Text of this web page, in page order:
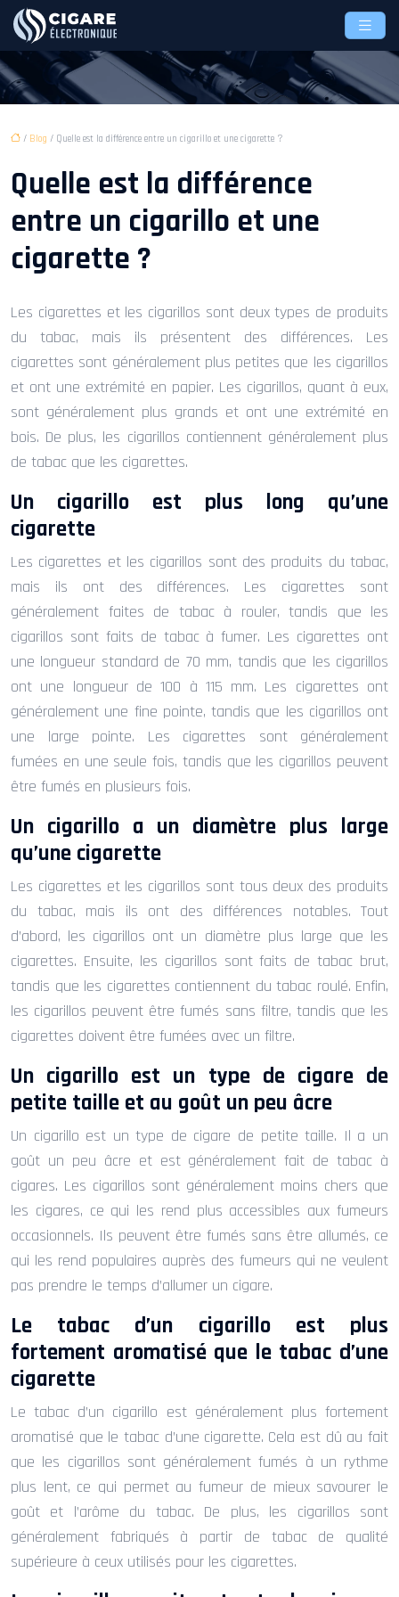
/ Blog / Quelle est la différence entre un cigarillo et une cigarette ?
Quelle est la différence
entre un cigarillo et une
cigarette ?
Les cigarettes et les cigarillos sont deux types de produits
du tabac, mais ils présentent des différences. Les
cigarettes sont généralement plus petites que les cigarillos
et ont une extrémité en papier. Les cigarillos, quant à eux,
sont généralement plus grands et ont une extrémité en
bois. De plus, les cigarillos contiennent généralement plus
de tabac que les cigarettes.
Un cigarillo est plus long qu’une
cigarette
Les cigarettes et les cigarillos sont des produits du tabac,
mais ils ont des différences. Les cigarettes sont
généralement faites de tabac à rouler, tandis que les
cigarillos sont faits de tabac à fumer. Les cigarettes ont
une longueur standard de 70 mm, tandis que les cigarillos
ont une longueur de 100 à 115 mm. Les cigarettes ont
généralement une fine pointe, tandis que les cigarillos ont
une large pointe. Les cigarettes sont généralement
fumées en une seule fois, tandis que les cigarillos peuvent
être fumés en plusieurs fois.
Un cigarillo a un diamètre plus large
qu’une cigarette
Les cigarettes et les cigarillos sont tous deux des produits
du tabac, mais ils ont des différences notables. Tout
d’abord, les cigarillos ont un diamètre plus large que les
cigarettes. Ensuite, les cigarillos sont faits de tabac brut,
tandis que les cigarettes contiennent du tabac roulé. Enfin,
les cigarillos peuvent être fumés sans filtre, tandis que les
cigarettes doivent être fumées avec un filtre.
Un cigarillo est un type de cigare de
petite taille et au goût un peu âcre
Un cigarillo est un type de cigare de petite taille. Il a un
goût un peu âcre et est généralement fait de tabac à
cigares. Les cigarillos sont généralement moins chers que
les cigares, ce qui les rend plus accessibles aux fumeurs
occasionnels. Ils peuvent être fumés sans être allumés, ce
qui les rend populaires auprès des fumeurs qui ne veulent
pas prendre le temps d’allumer un cigare.
Le tabac d’un cigarillo est plus
fortement aromatisé que le tabac d’une
cigarette
Le tabac d’un cigarillo est généralement plus fortement
aromatisé que le tabac d’une cigarette. Cela est dû au fait
que les cigarillos sont généralement fumés à un rythme
plus lent, ce qui permet au fumeur de mieux savourer le
goût et l’arôme du tabac. De plus, les cigarillos sont
généralement fabriqués à partir de tabac de qualité
supérieure à ceux utilisés pour les cigarettes.